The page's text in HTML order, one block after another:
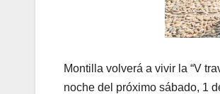
Montilla volverá a vivir la “V
noche del próximo sábado, 1